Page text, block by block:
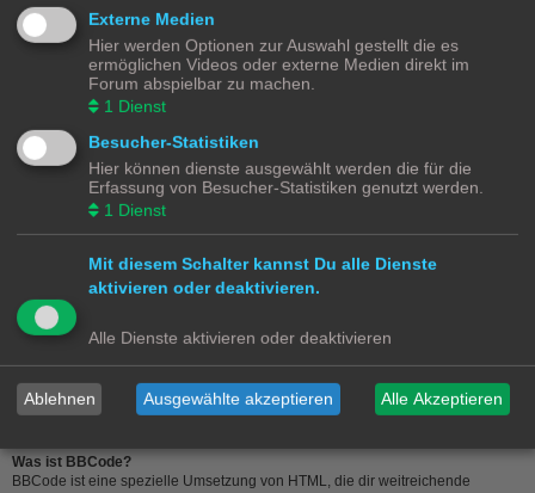
du einen Beitrag erstellt hast, die Beiträge zuerst geprüft werden müssen. Es
ist auch möglich, dass die Administration dich zu einer Gruppe von Benutzern
hinzugefügt hat, bei denen sie die Beiträge erst begutachten möchte, bevor sie
auf der Seite sichtbar werden. Bitte kontaktiere die Board-Administration, wenn
du weitere Informationen dazu benötigst.
Nach oben
Wie markiere ich ein Thema als neu?
Durch Klicken des „Thema als neu markieren“-Links in der Beitragsansicht
kannst du das Thema wieder ganz nach oben auf die erste Seite des Forums
holen. Wenn du den entsprechenden Link nicht siehst, dann ist die Funktion
möglicherweise deaktiviert oder seit der letzten Markierung ist nicht genügend
Zeit vergangen. Es ist auch möglich, das Thema nach oben zu holen, indem du
einfach eine Antwort darauf schreibst. Stelle jedoch sicher, dass du die Regeln
dieses Boards beachtest! Es wird meist nicht gerne gesehen, wenn ohne
triftigen Grund auf alte oder abgeschlossene Themen geantwortet wird.
Textformatierung und Thementypen
Was ist BBCode?
BBCode ist eine spezielle Umsetzung von HTML, die dir weitreichende
Externe Medien
Hier werden Optionen zur Auswahl gestellt die es
ermöglichen Videos oder externe Medien direkt im
Forum abspielbar zu machen.
1 Dienst
Besucher-Statistiken
Hier können dienste ausgewählt werden die für die
Erfassung von Besucher-Statistiken genutzt werden.
1 Dienst
Mit diesem Schalter kannst Du alle Dienste
aktivieren oder deaktivieren.
Alle Dienste aktivieren oder deaktivieren
Ablehnen Ausgewählte akzeptieren Alle Akzeptieren